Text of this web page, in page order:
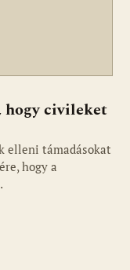
hogy civileket
elleni támadásokat
hogy a